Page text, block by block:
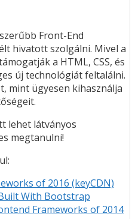
Front-End
hivatott szolgálni. Mivel a
a HTML, CSS, és
új technológiát feltalálni.
mint ügyesen kihasználja
lehet látványos
megtanulni!
of 2016 (keyCDN)
With Bootstrap
Frameworks of 2014